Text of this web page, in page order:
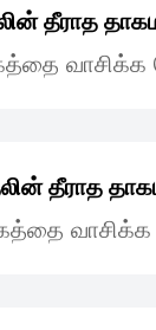
தீராத
வாசிக்க
தீராத